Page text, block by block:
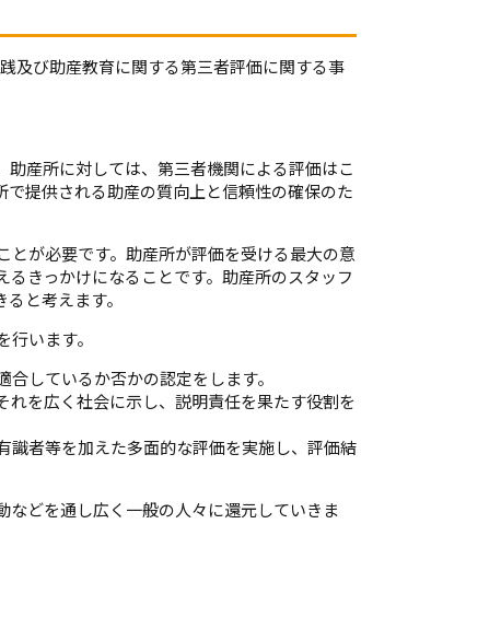
及び助産教育に関する第三者評価に関する事
産所に対しては、第三者機関による評価はこ
提供される助産の質向上と信頼性の確保のた
が必要です。助産所が評価を受ける最大の意
きっかけになることです。助産所のスタッフ
と考えます。
います。
しているか否かの認定をします。
を広く社会に示し、説明責任を果たす役割を
者等を加えた多面的な評価を実施し、評価結
どを通し広く一般の人々に還元していきま